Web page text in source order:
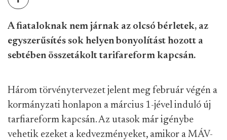
A fiataloknak nem járnak az olcsó bérletek, az
egyszerűsítés sok helyen bonyolítást hozott a
sebtében összetákolt tarifareform kapcsán.
Három törvénytervezet jelent meg február végén a
kormányzati honlapon a március 1-jével induló új
tarfiareform kapcsán. Az utasok már igénybe
vehetik ezeket a kedvezményeket, amikor a MÁV-